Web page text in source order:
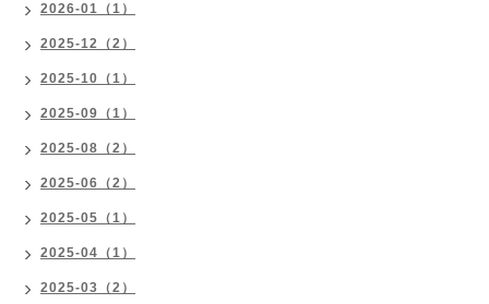
2026-01（1）
2025-12（2）
2025-10（1）
2025-09（1）
2025-08（2）
2025-06（2）
2025-05（1）
2025-04（1）
2025-03（2）